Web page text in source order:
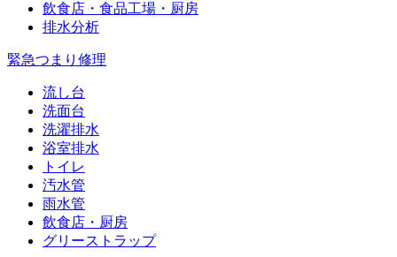
飲食店・食品工場・厨房
排水分析
緊急つまり修理
流し台
洗面台
洗濯排水
浴室排水
トイレ
汚水管
雨水管
飲食店・厨房
グリーストラップ